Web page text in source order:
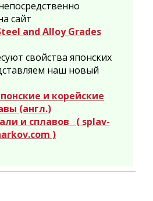
сайт
and Alloy Grades
свойства японских
наш новый
и корейские
(англ.)
и сплавов ( splav-
)